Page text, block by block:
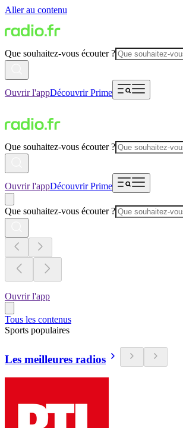
Aller au contenu
Que souhaitez-vous écouter ?
Ouvrir l'appDécouvrir Prime
Que souhaitez-vous écouter ?
Ouvrir l'appDécouvrir Prime
Que souhaitez-vous écouter ?
Ouvrir l'app
Tous les contenus
Sports populaires
Les meilleures radios